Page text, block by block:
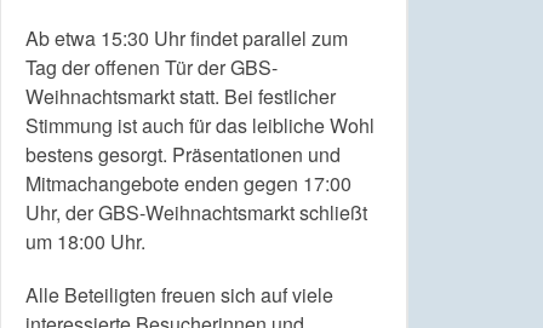
Ab etwa 15:30 Uhr findet parallel zum
Tag der offenen Tür der GBS-
Weihnachtsmarkt statt. Bei festlicher
Stimmung ist auch für das leibliche Wohl
bestens gesorgt. Präsentationen und
Mitmachangebote enden gegen 17:00
Uhr, der GBS-Weihnachtsmarkt schließt
um 18:00 Uhr.
Alle Beteiligten freuen sich auf viele